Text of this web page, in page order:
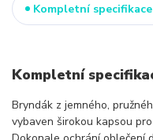
Kompletní specifikace
Kompletní
Bryndák z jemného,
vybaven širokou kapsou